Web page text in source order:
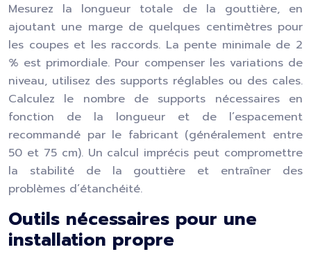
Mesurez la longueur totale de la gouttière, en
ajoutant une marge de quelques centimètres pour
les coupes et les raccords. La pente minimale de 2
% est primordiale. Pour compenser les variations de
niveau, utilisez des supports réglables ou des cales.
Calculez le nombre de supports nécessaires en
fonction de la longueur et de l’espacement
recommandé par le fabricant (généralement entre
50 et 75 cm). Un calcul imprécis peut compromettre
la stabilité de la gouttière et entraîner des
problèmes d’étanchéité.
Outils nécessaires pour une
installation propre